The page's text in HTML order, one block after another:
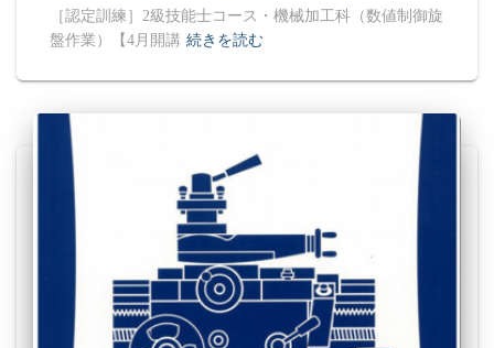
［認定訓練］2級技能士コース・機械加工科（数値制御旋
盤作業）【4月開講 続きを読む